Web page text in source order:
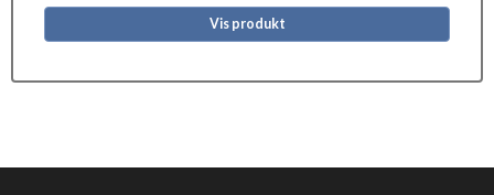
Vis produkt